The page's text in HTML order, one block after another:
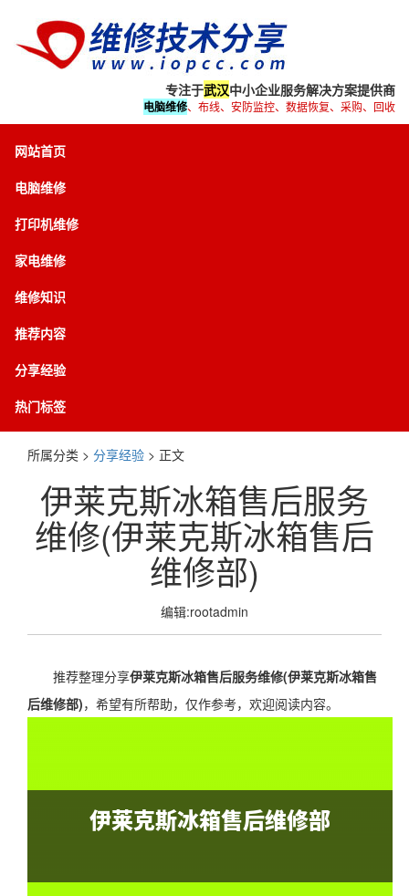
专注于武汉中小企业服务解决方案提供商
电脑维修、布线、安防监控、数据恢复、采购、回收
网站首页
电脑维修
打印机维修
家电维修
维修知识
推荐内容
分享经验
热门标签
所属分类 > 分享经验 > 正文
伊莱克斯冰箱售后服务
维修(伊莱克斯冰箱售后
维修部)
编辑:rootadmin
推荐整理分享伊莱克斯冰箱售后服务维修(伊莱克斯冰箱售
后维修部)，希望有所帮助，仅作参考，欢迎阅读内容。